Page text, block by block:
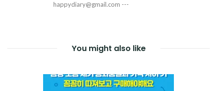
happydiary@gmail.com ---
You might also like